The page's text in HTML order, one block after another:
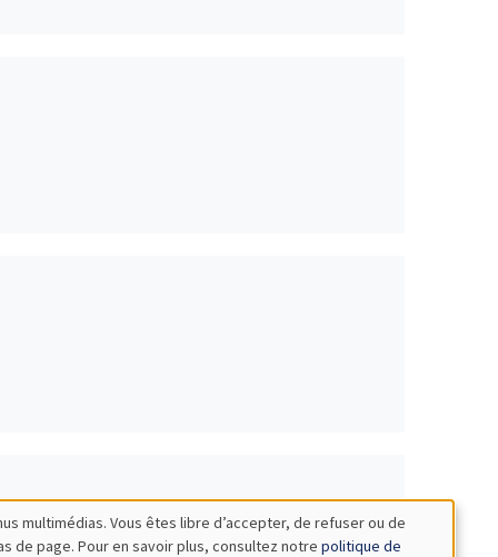
multimédias. Vous êtes libre d’accepter, de refuser ou de
de page. Pour en savoir plus, consultez notre politique de